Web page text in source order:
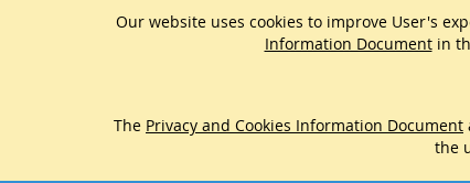
Our website uses cookies to improve User's
Information Documentin
The Privacy and Cookies Information Document
the